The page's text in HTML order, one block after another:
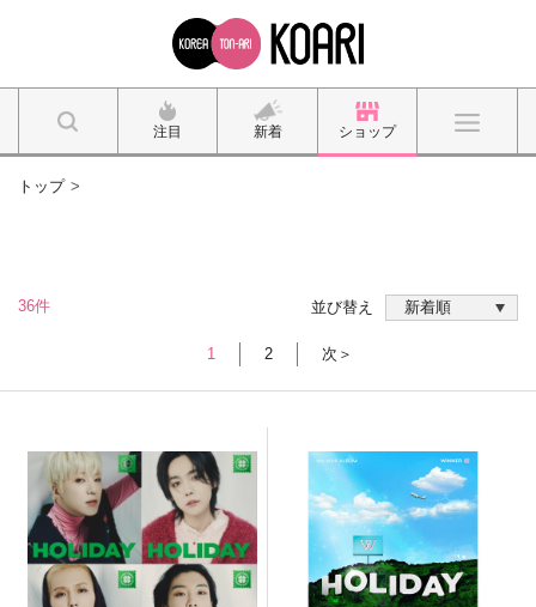
注目 新着 ショップ
トップ
36件
1 2 次＞
並び替え